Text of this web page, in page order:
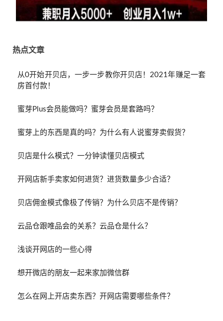
热点文章
从0开始开贝店，一步一步教你开贝店！2021年赚足一套
房首付款！
蜜芽Plus会员能做吗？蜜芽会员是套路吗？
蜜芽上的东西是真的吗？为什么有人说蜜芽卖假货？
贝店是什么模式？一分钟读懂贝店模式
开网店新手卖家如何进货？进货数量多少合适？
贝店佣金模式像极了传销？为什么贝店不是传销？
云品仓跟唯品会的关系？云品仓是什么？
浅谈开网店的一些心得
想开微店的朋友一起来家加微信群
怎么在网上开店卖东西？开网店需要哪些条件？